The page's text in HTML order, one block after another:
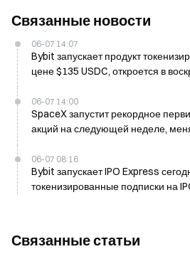
Связанные новости
06-07 14:07
Bybit запускает продукт
цене $135 USDC, откроется в
06-07 14:00
SpaceX запустит рекордное
акций на следующей неделе,
06-07 08:16
Bybit запускает IPO Express
токенизированные подписки на
Связанные статьи